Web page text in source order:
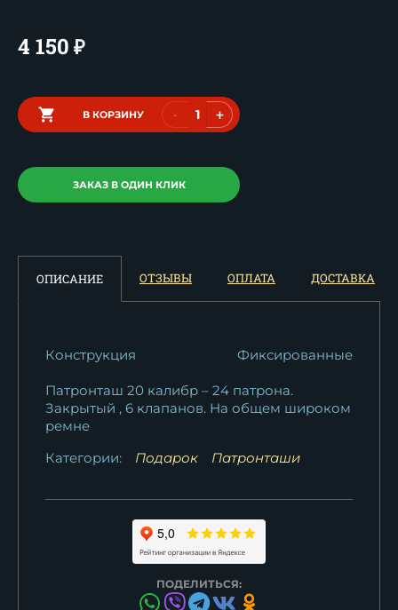
4 150 ₽
В КОРЗИНУ - +
ЗАКАЗ В ОДИН КЛИК
ОПИСАНИЕ ОТЗЫВЫ ОПЛАТА ДОСТАВКА
Конструкция Фиксированные
Патронташ 20 калибр – 24 патрона.
Закрытый , 6 клапанов. На общем широком
ремне
Категории:
Подарок Патронташи
ПОДЕЛИТЬСЯ: